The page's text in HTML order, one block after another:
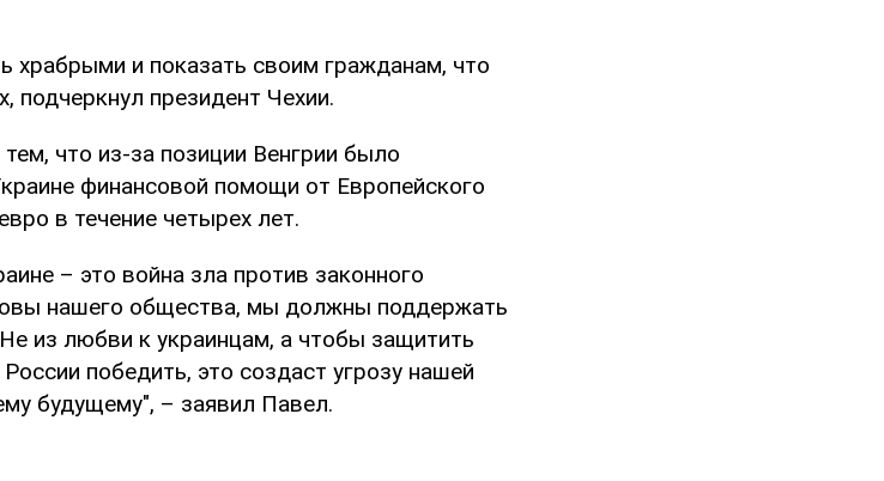
и показать своим гражданам, что
подчеркнул президент Чехии.
что из-за позиции Венгрии было
финансовой помощи от Европейского
в течение четырех лет.
– это война зла против законного
нашего общества, мы должны поддержать
из любви к украинцам, а чтобы защитить
победить, это создаст угрозу нашей
будущему", – заявил Павел.